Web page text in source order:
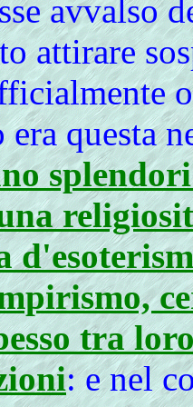
avvalso
attirare
era questa
tra
: e nel